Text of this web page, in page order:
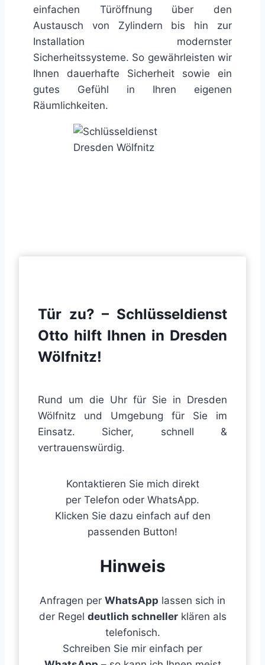
einfachen Türöffnung über den
Austausch von Zylindern bis hin zur
Installation modernster
Sicherheitssysteme. So gewährleisten wir
Ihnen dauerhafte Sicherheit sowie ein
gutes Gefühl in Ihren eigenen
Räumlichkeiten.
Tür zu? – Schlüsseldienst
Otto hilft Ihnen in Dresden
Wölfnitz!
Rund um die Uhr für Sie in Dresden
Wölfnitz und Umgebung für Sie im
Einsatz. Sicher, schnell &
vertrauenswürdig.
Kontaktieren Sie mich direkt
per Telefon oder WhatsApp.
Klicken Sie dazu einfach auf den
passenden Button!
Hinweis
Anfragen per WhatsApp lassen sich in
der Regel deutlich schnellerklären als
telefonisch.
Schreiben Sie mir einfach per